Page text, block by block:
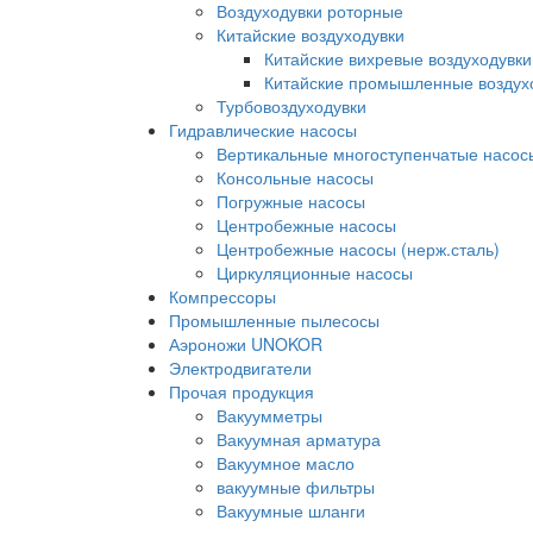
Воздуходувки роторные
Китайские воздуходувки
Китайские вихревые воздуходувки
Китайские промышленные
Турбовоздуходувки
Гидравлические насосы
Вертикальные многоступенчатые
Консольные насосы
Погружные насосы
Центробежные насосы
Центробежные насосы (нерж.сталь)
Циркуляционные насосы
Компрессоры
Промышленные пылесосы
Аэроножи UNOKOR
Электродвигатели
Прочая продукция
Вакуумметры
Вакуумная арматура
Вакуумное масло
вакуумные фильтры
Вакуумные шланги